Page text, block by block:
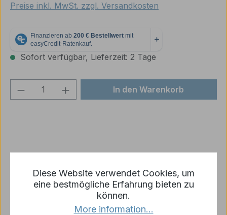
Preise inkl. MwSt. zzgl. Versandkosten
Sofort verfügbar, Lieferzeit: 2 Tage
Produkt Anzahl: Gib denIn den Warenkorb
Produktnummer:p1486-R10-03
Diese Website verwendet Cookies, um
eine bestmögliche Erfahrung bieten zu
können.
More information...